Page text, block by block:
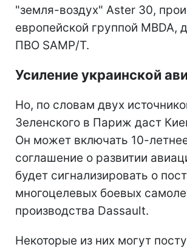
"земля-воздух" Aster 30,
европейской группой MBDA,
ПВО SAMP/T.
Усиление украинской
Но, по словам двух
Зеленского в Париж даст
Он может включать 10-
соглашение о развитии
будет сигнализировать о
многоцелевых боевых
производства Dassault.
Некоторые из них могут